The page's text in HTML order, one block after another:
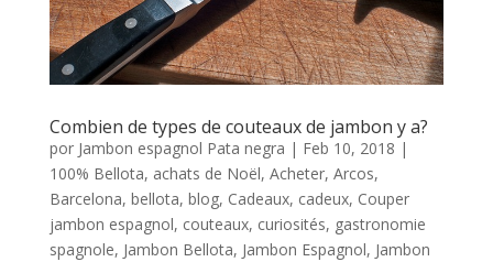
Combien de types de couteaux de jambon y a?
por Jambon espagnol Pata negra | Feb 10, 2018 |
100% Bellota, achats de Noël, Acheter, Arcos,
Barcelona, bellota, blog, Cadeaux, cadeux, Couper
jambon espagnol, couteaux, curiosités, gastronomie
spagnole, Jambon Bellota, Jambon Espagnol, Jambon